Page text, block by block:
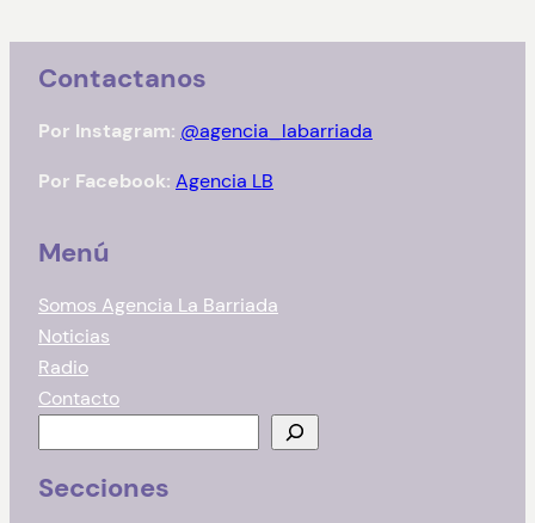
Contactanos
Por Instagram: @agencia_labarriada
Por Facebook: Agencia LB
Menú
Somos Agencia La Barriada
Noticias
Radio
Contacto
s
Secciones